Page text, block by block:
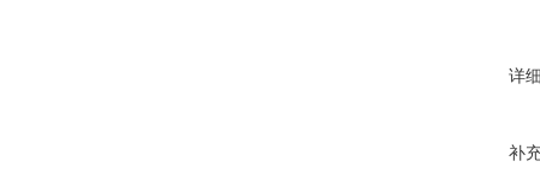
详
补